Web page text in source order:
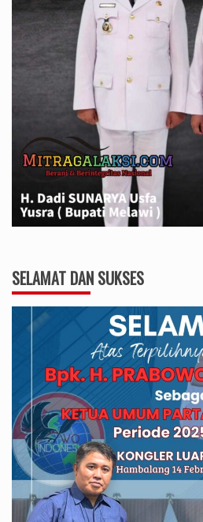
SELAMAT DAN SUKSES